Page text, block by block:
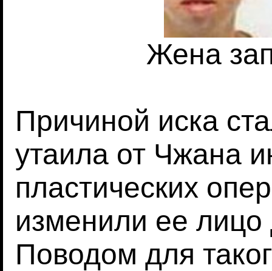
Жена
Причиной иска
утаила от Чжана
пластических
изменили ее лицо
Поводом для